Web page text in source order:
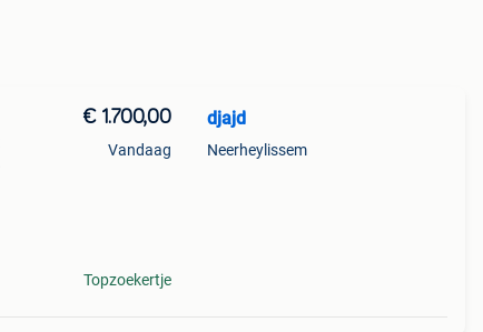
€ 1.700,00
Vandaag
Topzoekertje
djajd
Neerheylissem